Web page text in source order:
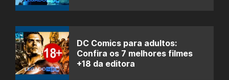
DC Comics para adultos:
Confira os 7 melhores filmes
+18 da editora